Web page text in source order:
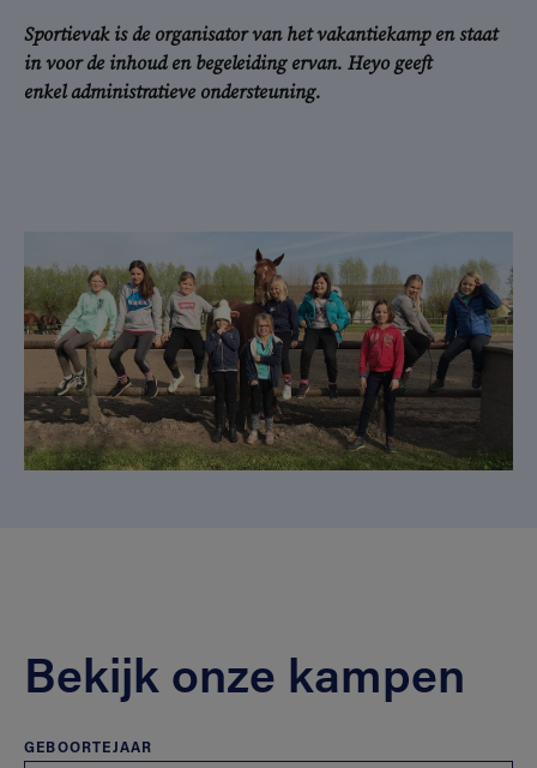
Sportievak is de organisator van het vakantiekamp en staat
in voor de inhoud en begeleiding ervan. Heyo geeft
enkel administratieve ondersteuning.
Bekijk onze kampen
GEBOORTEJAAR